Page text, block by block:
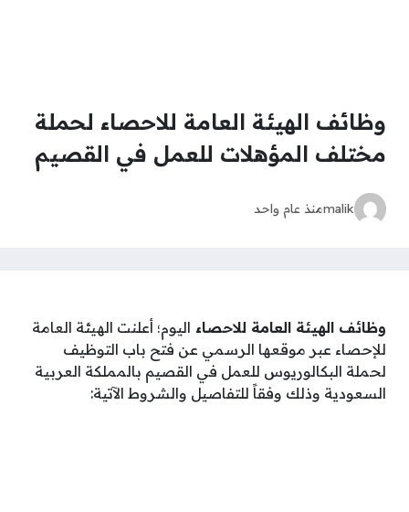
وظائف الهيئة العامة للاحصاء لحملة
مختلف المؤهلات للعمل في القصيم
malikمنذ عام واحد
وظائف الهيئة العامة للاحصاء اليوم؛ أعلنت الهيئة العامة
للإحصاء عبر موقعها الرسمي عن فتح باب التوظيف
لحملة البكالوريوس للعمل في القصيم بالمملكة العربية
السعودية وذلك وفقاً للتفاصيل والشروط الآتية: